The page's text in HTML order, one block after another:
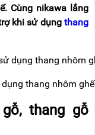
Cùng nikawa lắng
khi sử dụng thang
thang nhôm
thang gỗ